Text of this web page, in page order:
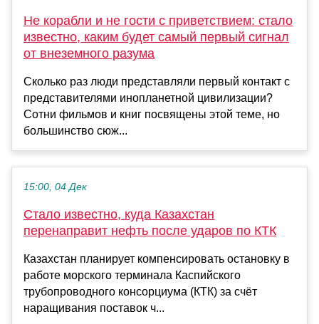
Не корабли и не гости с приветствием: стало
известно, каким будет самый первый сигнал
от внеземного разума
Сколько раз люди представляли первый контакт с
представителями инопланетной цивилизации?
Сотни фильмов и книг посвящены этой теме, но
большинство сюж...
15:00, 04 Дек
Стало известно, куда Казахстан
перенаправит нефть после ударов по КТК
Казахстан планирует компенсировать остановку в
работе морского терминала Каспийского
трубопроводного консорциума (КТК) за счёт
наращивания поставок ч...